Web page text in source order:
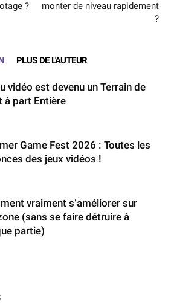
?
monter de niveau rapidement
?
PLUS DE L'AUTEUR
vidéo est devenu un Terrain de
à part Entière
Game Fest 2026 : Toutes les
des jeux vidéos !
vraiment s’améliorer sur
(sans se faire détruire à
partie)